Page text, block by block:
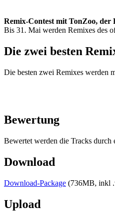
Remix-Contest mit TonZoo,
Bis 31. Mai werden Remixes des
Die zwei besten
Die besten zwei Remixes werden
Bewertung
Bewertet werden die Tracks
Download
Download-Package (736MB, inkl
Upload